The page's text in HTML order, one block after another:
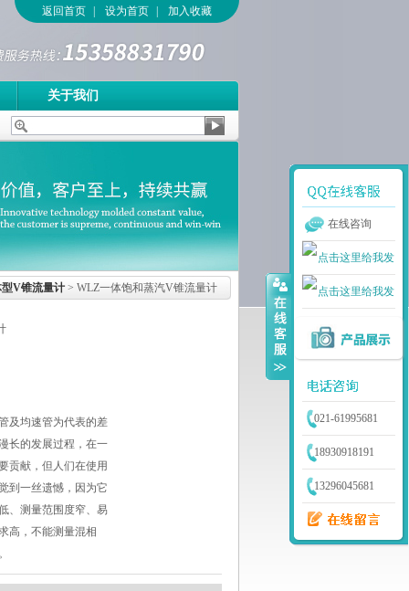
返回首页 设为首页 加入收藏
关于我们
V锥流量计 > WLZ一体饱和蒸汽V锥流量计
及均速管为代表的差
长的发展过程，在一
贡献，但人们在使用
到一丝遗憾，因为它
、测量范围度窄、易
高，不能测量混相
在线咨询
021-61995681
18930918191
13296045681